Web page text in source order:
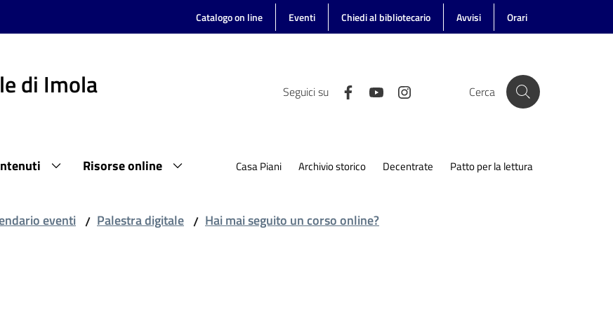
Catalogo on line Eventi Chiedi al bibliotecario Avvisi Orari
di Imola Seguici su Cerca
Risorse online Casa Piani Archivio storico Decentrate Patto per la lettura
eventi / Palestra digitale / Hai mai seguito un corso online?